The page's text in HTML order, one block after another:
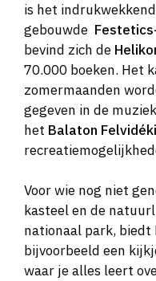
is het
gebouwde
bevind zich de
70.000 boeken. Het
zomermaanden
gegeven in de
het Balaton
Voor wie nog niet
kasteel en de
nationaal park, biedt
bijvoorbeeld een
waar je alles leert